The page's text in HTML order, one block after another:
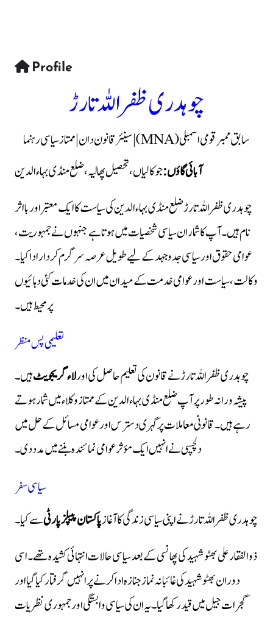
Profile
چوہدری ظفر اللہ تارڑ
سابق ممبر قومی اسمبلی (MNA) | سینئر قانون دان | ممتاز سیاسی رہنما
آبائی گاؤں:جوکالیاں، تحصیل پھالیہ، ضلع منڈی بہاءالدین
چوہدری ظفر اللہ تارڑ ضلع منڈی بہاءالدین کی سیاست کا ایک معتبر اور بااثر
نام ہیں۔ آپ کا شمار ان سیاسی شخصیات میں ہوتا ہے جنہوں نے جمہوریت،
عوامی حقوق اور سیاسی جدوجہد کے لیے طویل عرصہ سرگرم کردار ادا کیا۔
وکالت، سیاست اور عوامی خدمت کے میدان میں ان کی خدمات کئی دہائیوں
پر محیط ہیں۔
تعلیمی پس منظر
چوہدری ظفر اللہ تارڑ نے قانون کی تعلیم حاصل کی اورلاء گریجویٹہیں۔
پیشہ ورانہ طور پر آپ ضلع منڈی بہاءالدین کے ممتاز وکلاء میں شمار ہوتے
رہے ہیں۔ قانونی معاملات پر گہری دسترس اور عوامی مسائل کے حل میں
دلچسپی نے انہیں ایک مؤثر عوامی نمائندہ بننے میں مدد دی۔
سیاسی سفر
چوہدری ظفر اللہ تارڑ نے اپنی سیاسی زندگی کا آغازپاکستان پیپلز پارٹیسے کیا۔
ذوالفقار علی بھٹو شہید کی پھانسی کے بعد سیاسی حالات انتہائی کشیدہ تھے۔ اسی
دوران بھٹو شہید کی غائبانہ نماز جنازہ ادا کرنے پر انہیں گرفتار کیا گیا اور
گجرات جیل میں قید رکھا گیا۔ یہ ان کی سیاسی وابستگی اور جمہوری نظریات